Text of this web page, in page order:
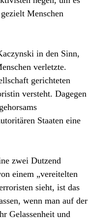
Menschen
in den Sinn,
verletzte.
gerichteten
versteht. Dagegen
Staaten eine
zwei Dutzend
einem „vereitelten
sieht, ist das
wenn man auf der
Gelassenheit und